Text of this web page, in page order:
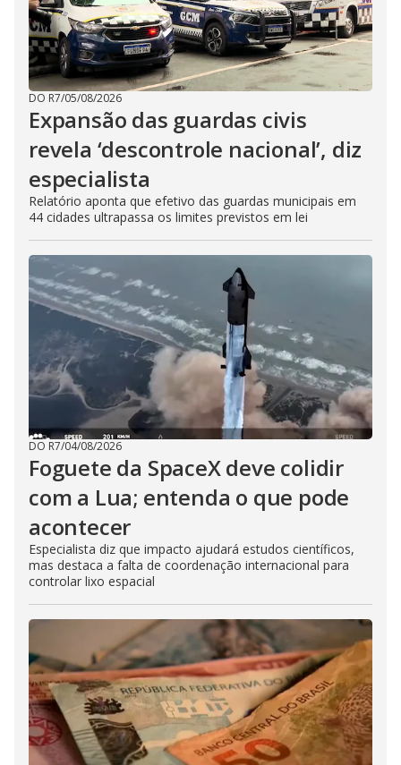
DO R7/05/08/2026
Expansão das guardas civis
revela ‘descontrole nacional’, diz
especialista
Relatório aponta que efetivo das guardas municipais em
44 cidades ultrapassa os limites previstos em lei
DO R7/04/08/2026
Foguete da SpaceX deve colidir
com a Lua; entenda o que pode
acontecer
Especialista diz que impacto ajudará estudos científicos,
mas destaca a falta de coordenação internacional para
controlar lixo espacial